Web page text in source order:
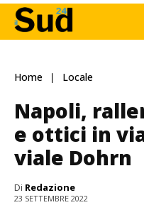
Home Locale
Napoli,
e ottici in
viale Dohrn
Di Redazione
23 SETTEMBRE 2022